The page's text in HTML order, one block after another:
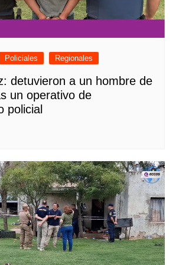
Policiales Regionales
detuvieron a un hombre de
un operativo de
policial